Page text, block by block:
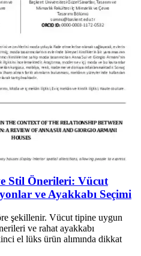
Stil Önerileri: Vücut
ve Ayakkabı Seçimi
şekillenir. Vücut tipine uygun
ve rahat ayakkabı
el lüks ürün alımında dikkat